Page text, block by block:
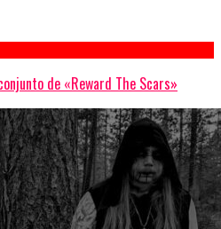
de «Reward The Scars»